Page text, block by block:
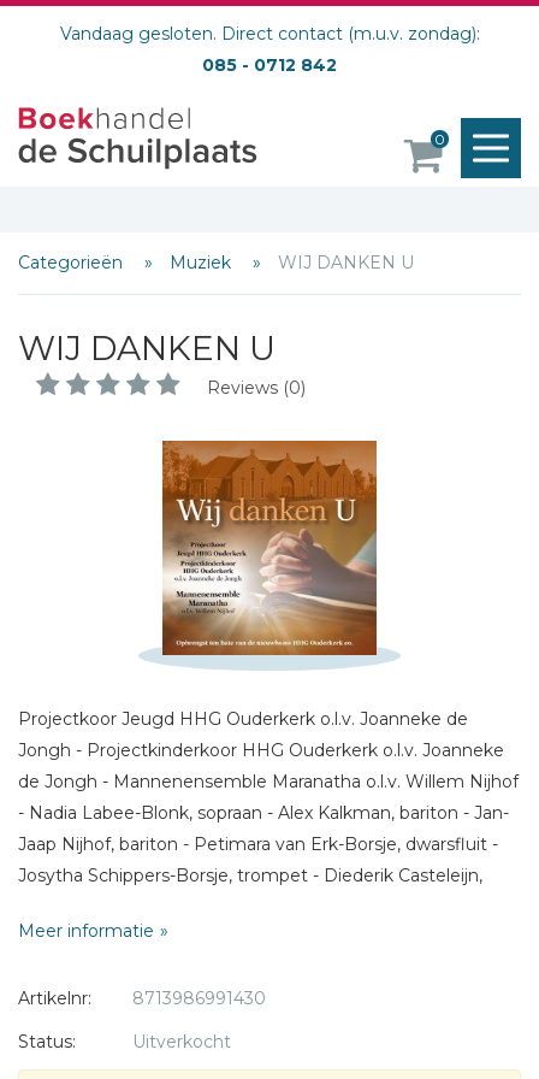
Vandaag gesloten. Direct contact (m.u.v. zondag):
085 - 0712 842
0
Categorieën Muziek WIJ DANKEN U
WIJ DANKEN U
Reviews (0)
Projectkoor Jeugd HHG Ouderkerk o.l.v. Joanneke de
Jongh - Projectkinderkoor HHG Ouderkerk o.l.v. Joanneke
de Jongh - Mannenensemble Maranatha o.l.v. Willem Nijhof
- Nadia Labee-Blonk, sopraan - Alex Kalkman, bariton - Jan-
Jaap Nijhof, bariton - Petimara van Erk-Borsje, dwarsfluit -
Josytha Schippers-Borsje, trompet - Diederik Casteleijn,
2. Een lied voor mijn Koning
3. Welzalig de man die niet wandelt
Meer informatie
Artikelnr:
8713986991430
Status:
Uitverkocht
Schrijf hieronder je review!
* = verplicht